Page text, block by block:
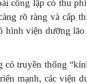
công lập có thu
rõ ràng và cấp
hình viện dưỡng
truyền thống
mạnh, các viện